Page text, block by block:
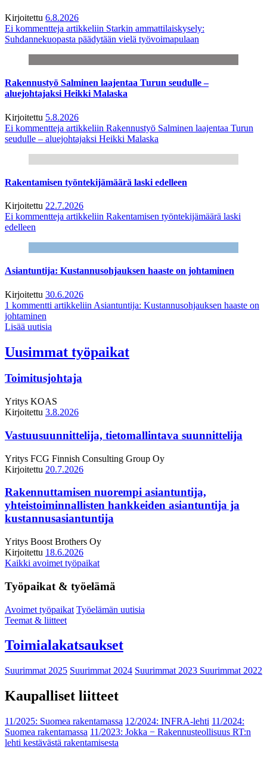
Kirjoitettu 6.8.2026
Ei kommentteja artikkeliin Starkin ammattilaiskysely:
Suhdannekuopasta päädytään vielä työvoimapulaan
Rakennustyö Salminen laajentaa Turun seudulle –
aluejohtajaksi Heikki Malaska
Kirjoitettu 5.8.2026
Ei kommentteja artikkeliin Rakennustyö Salminen laajentaa Turun
seudulle – aluejohtajaksi Heikki Malaska
Rakentamisen työntekijämäärä laski edelleen
Kirjoitettu 22.7.2026
Ei kommentteja artikkeliin Rakentamisen työntekijämäärä laski
edelleen
Asiantuntija: Kustannusohjauksen haaste on johtaminen
Kirjoitettu 30.6.2026
1 kommentti artikkeliin Asiantuntija: Kustannusohjauksen haaste on
johtaminen
Lisää uutisia
Uusimmat työpaikat
Toimitusjohtaja
Yritys KOAS
Kirjoitettu 3.8.2026
Vastuusuunnittelija, tietomallintava suunnittelija
Yritys FCG Finnish Consulting Group Oy
Kirjoitettu 20.7.2026
Rakennuttamisen nuorempi asiantuntija,
yhteistoiminnallisten hankkeiden asiantuntija ja
kustannusasiantuntija
Yritys Boost Brothers Oy
Kirjoitettu 18.6.2026
Kaikki avoimet työpaikat
Työpaikat & työelämä
Avoimet työpaikat Työelämän uutisia
Teemat & liitteet
Toimialakatsaukset
Suurimmat 2025 Suurimmat 2024 Suurimmat 2023 Suurimmat 2022
Kaupalliset liitteet
11/2025: Suomea rakentamassa 12/2024: INFRA-lehti 11/2024:
Suomea rakentamassa 11/2023: Jokka − Rakennusteollisuus RT:n
lehti kestävästä rakentamisesta